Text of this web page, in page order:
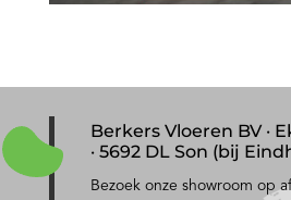
Berkers Vloeren BV ·
· 5692 DL Son (bij
Bezoek onze showroom op